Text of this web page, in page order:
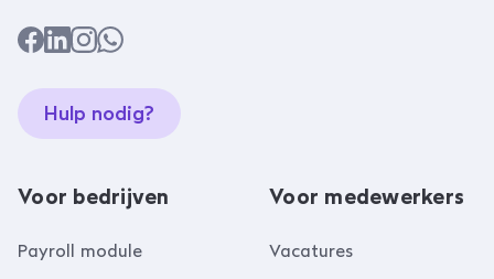
Hulp nodig?
Voor bedrijven
Payroll module
Voor medewerkers
Vacatures